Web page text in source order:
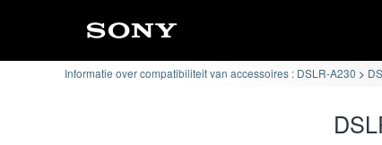
Informatie over compatibiliteit van accessoires : DSLR-A230